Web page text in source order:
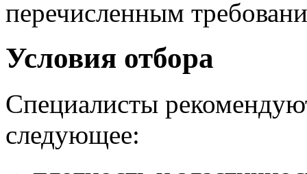
перечисленным
Условия отбора
Специалисты
следующее: